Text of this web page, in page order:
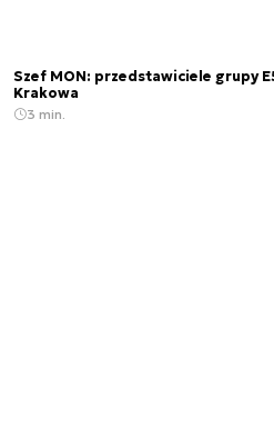
Szef MON: przedstawiciele grupy
Krakowa
3 min.